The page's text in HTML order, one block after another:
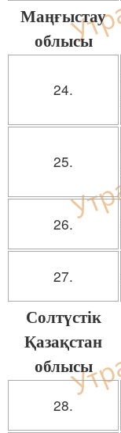
Маңғыстау
облысы
24.
25.
26.
27.
Солтүстік
Қазақстан
облысы
28.